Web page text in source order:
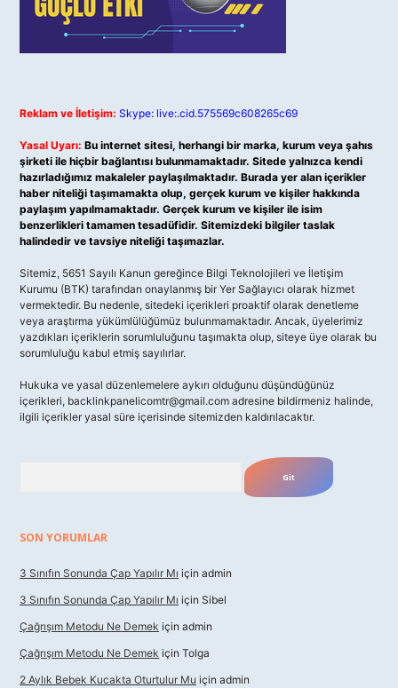
Reklam ve İletişim: Skype: live:.cid.575569c608265c69
Yasal Uyarı: Bu internet sitesi, herhangi bir marka, kurum veya şahıs
şirketi ile hiçbir bağlantısı bulunmamaktadır. Sitede yalnızca kendi
hazırladığımız makaleler paylaşılmaktadır. Burada yer alan içerikler
haber niteliği taşımamakta olup, gerçek kurum ve kişiler hakkında
paylaşım yapılmamaktadır. Gerçek kurum ve kişiler ile isim
benzerlikleri tamamen tesadüfidir. Sitemizdeki bilgiler taslak
halindedir ve tavsiye niteliği taşımazlar.
Sitemiz, 5651 Sayılı Kanun gereğince Bilgi Teknolojileri ve İletişim
Kurumu (BTK) tarafından onaylanmış bir Yer Sağlayıcı olarak hizmet
vermektedir. Bu nedenle, sitedeki içerikleri proaktif olarak denetleme
veya araştırma yükümlülüğümüz bulunmamaktadır. Ancak, üyelerimiz
yazdıkları içeriklerin sorumluluğunu taşımakta olup, siteye üye olarak bu
sorumluluğu kabul etmiş sayılırlar.
Hukuka ve yasal düzenlemelere aykırı olduğunu düşündüğünüz
içerikleri, backlinkpanelicomtr@gmail.com adresine bildirmeniz halinde,
ilgili içerikler yasal süre içerisinde sitemizden kaldırılacaktır.
SON YORUMLAR
3 Sınıfın Sonunda Çap Yapılır Mı için admin
3 Sınıfın Sonunda Çap Yapılır Mı için Sibel
Çağrışım Metodu Ne Demek için admin
Çağrışım Metodu Ne Demek için Tolga
2 Aylık Bebek Kucakta Oturtulur Mu için admin